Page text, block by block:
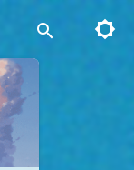
search brightness_5